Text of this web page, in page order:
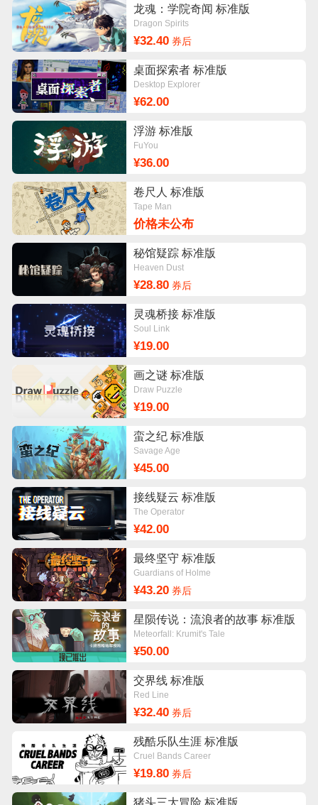
龙魂：学院奇闻 标准版
Dragon Spirits
¥32.40券后
桌面探索者 标准版
Desktop Explorer
¥62.00
浮游 标准版
FuYou
¥36.00
卷尺人 标准版
Tape Man
价格未公布
秘馆疑踪 标准版
Heaven Dust
¥28.80券后
灵魂桥接 标准版
Soul Link
¥19.00
画之谜 标准版
Draw Puzzle
¥19.00
蛮之纪 标准版
Savage Age
¥45.00
接线疑云 标准版
The Operator
¥42.00
最终坚守 标准版
Guardians of Holme
¥43.20券后
星陨传说：流浪者的故事 标准版
Meteorfall: Krumit's Tale
¥50.00
交界线 标准版
Red Line
¥32.40券后
残酷乐队生涯 标准版
Cruel Bands Career
¥19.80券后
猪头三大冒险 标准版